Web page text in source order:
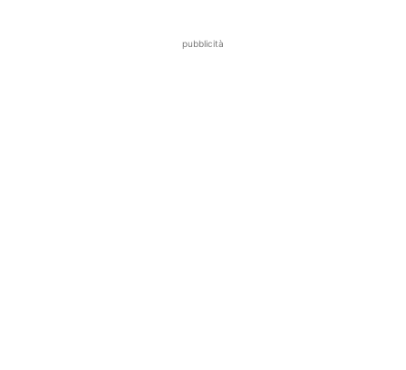
pubblicità